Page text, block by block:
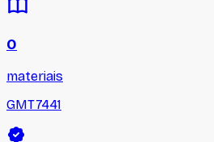
0
materiais
GMT7441